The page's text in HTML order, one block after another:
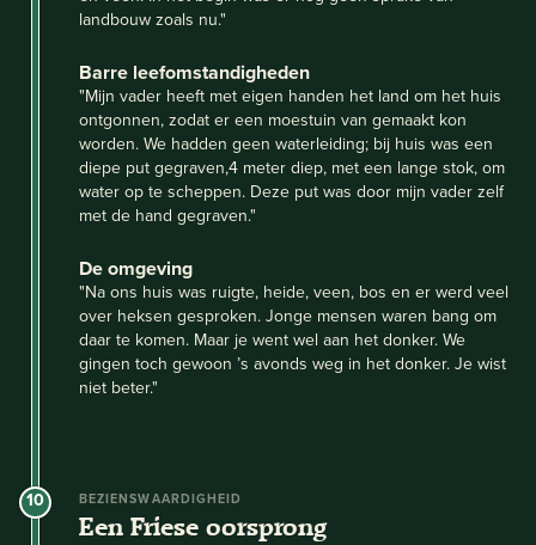
landbouw zoals nu."
Barre leefomstandigheden
"Mijn vader heeft met eigen handen het land om het huis
ontgonnen, zodat er een moestuin van gemaakt kon
worden. We hadden geen waterleiding; bij huis was een
diepe put gegraven,4 meter diep, met een lange stok, om
water op te scheppen. Deze put was door mijn vader zelf
met de hand gegraven."
De omgeving
"Na ons huis was ruigte, heide, veen, bos en er werd veel
over heksen gesproken. Jonge mensen waren bang om
daar te komen. Maar je went wel aan het donker. We
gingen toch gewoon ’s avonds weg in het donker. Je wist
niet beter."
10 BEZIENSWAARDIGHEID
Een Friese oorsprong